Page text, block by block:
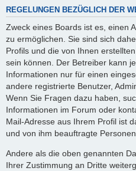
REGELUNGEN BEZÜGLICH DER
Zweck eines Boards ist es, einen
zu ermöglichen. Sie sind sich
Profils und die von Ihnen
sein können. Der Betreiber kann
Informationen nur für einen
andere registrierte Benutzer,
Wenn Sie Fragen dazu haben,
Informationen im Forum oder
Mail-Adresse aus Ihrem Profil ist
und von ihm beauftragte
Andere als die oben genannten
Ihrer Zustimmung an Dritte